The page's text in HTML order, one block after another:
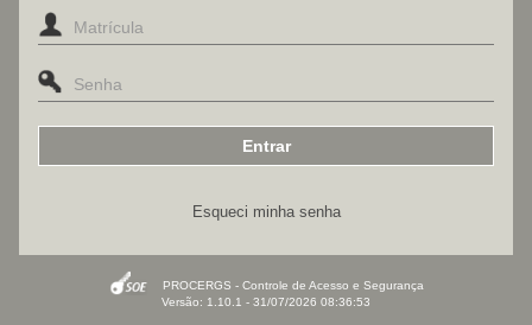
Esqueci minha senha
PROCERGS - Controle de Acesso e Segurança
Versão: 1.10.1 - 31/07/2026 08:36:53